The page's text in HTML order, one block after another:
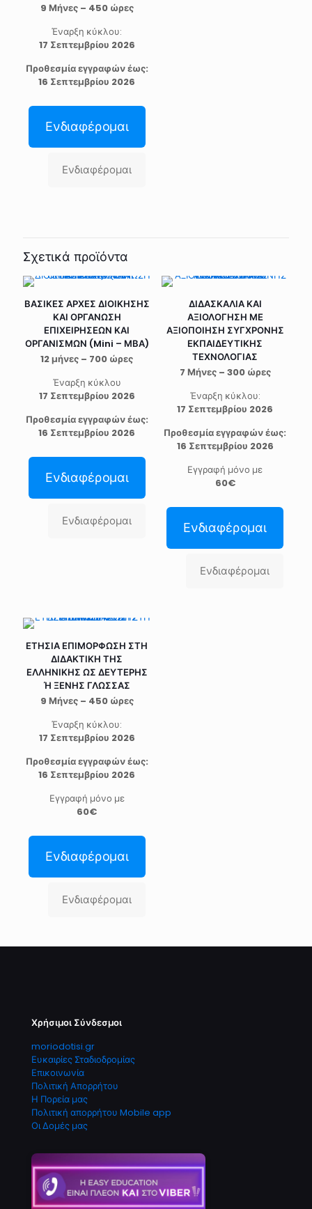
9 Μήνες – 450 ώρες
Έναρξη κύκλου:
17 Σεπτεμβρίου 2026
Προθεσμία εγγραφών έως:
16 Σεπτεμβρίου 2026
Ενδιαφέρομαι
Ενδιαφέρομαι
Σχετικά προϊόντα
ΒΑΣΙΚΕΣ ΑΡΧΕΣ ΔΙΟΙΚΗΣΗΣ
ΚΑΙ ΟΡΓΑΝΩΣΗ
ΕΠΙΧΕΙΡΗΣΕΩΝ ΚΑΙ
ΟΡΓΑΝΙΣΜΩΝ (Mini – ΜΒΑ)
12 μήνες – 700 ώρες
Έναρξη κύκλου
17 Σεπτεμβρίου 2026
Προθεσμία εγγραφών έως:
16 Σεπτεμβρίου 2026
Ενδιαφέρομαι
Ενδιαφέρομαι
ΔΙΔΑΣΚΑΛΙΑ ΚΑΙ
ΑΞΙΟΛΟΓΗΣΗ ΜΕ
ΑΞΙΟΠΟΙΗΣΗ ΣΥΓΧΡΟΝΗΣ
ΕΚΠΑΙΔΕΥΤΙΚΗΣ
ΤΕΧΝΟΛΟΓΙΑΣ
7 Μήνες – 300 ώρες
Έναρξη κύκλου:
17 Σεπτεμβρίου 2026
Προθεσμία εγγραφών έως:
16 Σεπτεμβρίου 2026
Εγγραφή μόνο με
60€
Ενδιαφέρομαι
Ενδιαφέρομαι
ΕΤΗΣΙΑ ΕΠΙΜΟΡΦΩΣΗ ΣΤΗ
ΔΙΔΑΚΤΙΚΗ ΤΗΣ
ΕΛΛΗΝΙΚΗΣ ΩΣ ΔΕΥΤΕΡΗΣ
Ή ΞΕΝΗΣ ΓΛΩΣΣΑΣ
9 Μήνες – 450 ώρες
Έναρξη κύκλου:
17 Σεπτεμβρίου 2026
Προθεσμία εγγραφών έως:
16 Σεπτεμβρίου 2026
Εγγραφή μόνο με
60€
Ενδιαφέρομαι
Ενδιαφέρομαι
Χρήσιμοι Σύνδεσμοι
moriodotisi.gr
Ευκαιρίες Σταδιοδρομίας
Επικοινωνία
Πολιτική Απορρήτου
Η Πορεία μας
Πολιτική απορρήτου Mobile app
Οι Δομές μας